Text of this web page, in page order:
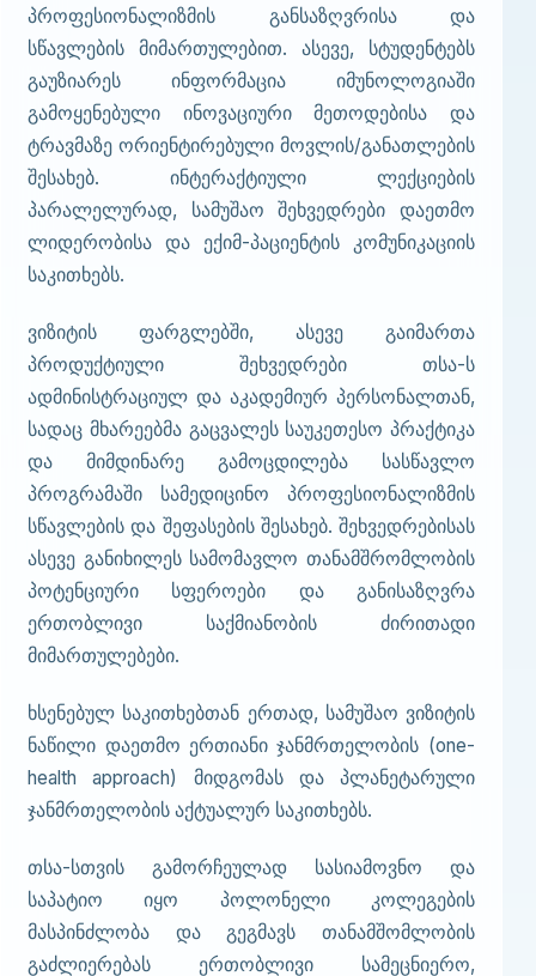
პროფესიონალიზმის განსაზღვრისა და
სწავლების მიმართულებით. ასევე, სტუდენტებს
გაუზიარეს ინფორმაცია იმუნოლოგიაში
გამოყენებული ინოვაციური მეთოდებისა და
ტრავმაზე ორიენტირებული მოვლის/განათლების
შესახებ. ინტერაქტიული ლექციების
პარალელურად, სამუშაო შეხვედრები დაეთმო
ლიდერობისა და ექიმ-პაციენტის კომუნიკაციის
საკითხებს.
ვიზიტის ფარგლებში, ასევე გაიმართა
პროდუქტიული შეხვედრები თსა-ს
ადმინისტრაციულ და აკადემიურ პერსონალთან,
სადაც მხარეებმა გაცვალეს საუკეთესო პრაქტიკა
და მიმდინარე გამოცდილება სასწავლო
პროგრამაში სამედიცინო პროფესიონალიზმის
სწავლების და შეფასების შესახებ. შეხვედრებისას
ასევე განიხილეს სამომავლო თანამშრომლობის
პოტენციური სფეროები და განისაზღვრა
ერთობლივი საქმიანობის ძირითადი
მიმართულებები.
ხსენებულ საკითხებთან ერთად, სამუშაო ვიზიტის
ნაწილი დაეთმო ერთიანი ჯანმრთელობის (one-
health approach) მიდგომას და პლანეტარული
ჯანმრთელობის აქტუალურ საკითხებს.
თსა-სთვის გამორჩეულად სასიამოვნო და
საპატიო იყო პოლონელი კოლეგების
მასპინძლობა და გეგმავს თანამშომლობის
გაძლიერებას ერთობლივი სამეცნიერო,